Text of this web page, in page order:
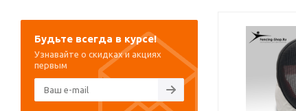
Будьте всегда в курсе!
Узнавайте о скидках и акциях
первым